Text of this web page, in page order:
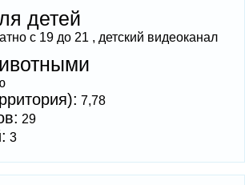
детей
с 19 до 21 , детский видеоканал
7,78
29
3